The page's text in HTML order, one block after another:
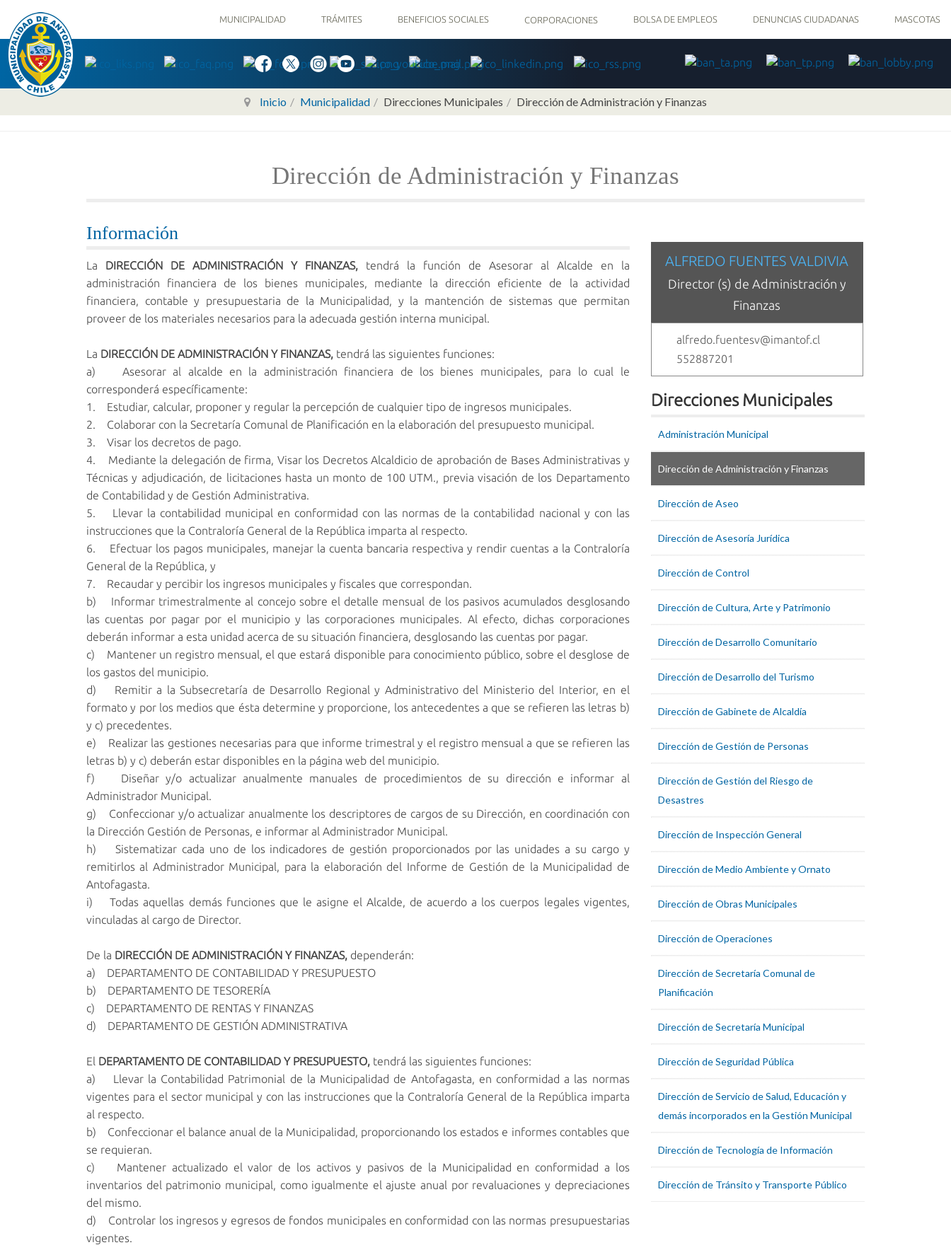
MUNICIPALIDAD TRÁMITES BENEFICIOS SOCIALES CORPORACIONES BOLSA DE EMPLEOS DENUNCIAS CIUDADANAS MASCOTAS
Inicio Municipalidad Direcciones Municipales Dirección de Administración y Finanzas
Dirección de Administración y Finanzas
Información
La DIRECCIÓN DE ADMINISTRACIÓN Y FINANZAS,tendrá la función de Asesorar al Alcalde en la
administración financiera de los bienes municipales, mediante la dirección eficiente de la actividad
financiera, contable y presupuestaria de la Municipalidad, y la mantención de sistemas que permitan
proveer de los materiales necesarios para la adecuada gestión interna municipal.
La DIRECCIÓN DE ADMINISTRACIÓN Y FINANZAS, tendrá las siguientes funciones:
a) Asesorar al alcalde en la administración financiera de los bienes municipales, para lo cual le
corresponderá específicamente:
1. Estudiar, calcular, proponer y regular la percepción de cualquier tipo de ingresos municipales.
2. Colaborar con la Secretaría Comunal de Planificación en la elaboración del presupuesto municipal.
3. Visar los decretos de pago.
4. Mediante la delegación de firma, Visar los Decretos Alcaldicio de aprobación de Bases Administrativas y
Técnicas y adjudicación, de licitaciones hasta un monto de 100 UTM., previa visación de los Departamento
de Contabilidad y de Gestión Administrativa.
5. Llevar la contabilidad municipal en conformidad con las normas de la contabilidad nacional y con las
instrucciones que la Contraloría General de la República imparta al respecto.
6. Efectuar los pagos municipales, manejar la cuenta bancaria respectiva y rendir cuentas a la Contraloría
General de la República, y
7. Recaudar y percibir los ingresos municipales y fiscales que correspondan.
b) Informar trimestralmente al concejo sobre el detalle mensual de los pasivos acumulados desglosando
las cuentas por pagar por el municipio y las corporaciones municipales. Al efecto, dichas corporaciones
deberán informar a esta unidad acerca de su situación financiera, desglosando las cuentas por pagar.
c) Mantener un registro mensual, el que estará disponible para conocimiento público, sobre el desglose de
los gastos del municipio.
d) Remitir a la Subsecretaría de Desarrollo Regional y Administrativo del Ministerio del Interior, en el
formato y por los medios que ésta determine y proporcione, los antecedentes a que se refieren las letras b)
y c) precedentes.
e) Realizar las gestiones necesarias para que informe trimestral y el registro mensual a que se refieren las
letras b) y c) deberán estar disponibles en la página web del municipio.
f) Diseñar y/o actualizar anualmente manuales de procedimientos de su dirección e informar al
Administrador Municipal.
g) Confeccionar y/o actualizar anualmente los descriptores de cargos de su Dirección, en coordinación con
la Dirección Gestión de Personas, e informar al Administrador Municipal.
h) Sistematizar cada uno de los indicadores de gestión proporcionados por las unidades a su cargo y
remitirlos al Administrador Municipal, para la elaboración del Informe de Gestión de la Municipalidad de
Antofagasta.
i) Todas aquellas demás funciones que le asigne el Alcalde, de acuerdo a los cuerpos legales vigentes,
vinculadas al cargo de Director.
De la DIRECCIÓN DE ADMINISTRACIÓN Y FINANZAS, dependerán:
a) DEPARTAMENTO DE CONTABILIDAD Y PRESUPUESTO
b) DEPARTAMENTO DE TESORERÍA
c) DEPARTAMENTO DE RENTAS Y FINANZAS
d) DEPARTAMENTO DE GESTIÓN ADMINISTRATIVA
El DEPARTAMENTO DE CONTABILIDAD Y PRESUPUESTO, tendrá las siguientes funciones:
a) Llevar la Contabilidad Patrimonial de la Municipalidad de Antofagasta, en conformidad a las normas
vigentes para el sector municipal y con las instrucciones que la Contraloría General de la República imparta
al respecto.
b) Confeccionar el balance anual de la Municipalidad, proporcionando los estados e informes contables que
se requieran.
c) Mantener actualizado el valor de los activos y pasivos de la Municipalidad en conformidad a los
inventarios del patrimonio municipal, como igualmente el ajuste anual por revaluaciones y depreciaciones
del mismo.
d) Controlar los ingresos y egresos de fondos municipales en conformidad con las normas presupuestarias
vigentes.
ALFREDO FUENTES VALDIVIA
Director (s) de Administración y
Finanzas
alfredo.fuentesv@imantof.cl
552887201
Direcciones Municipales
Administración Municipal
Dirección de Administración y Finanzas
Dirección de Aseo
Dirección de Asesoría Jurídica
Dirección de Control
Dirección de Cultura, Arte y Patrimonio
Dirección de Desarrollo Comunitario
Dirección de Desarrollo del Turismo
Dirección de Gabinete de Alcaldía
Dirección de Gestión de Personas
Dirección de Gestión del Riesgo de
Desastres
Dirección de Inspección General
Dirección de Medio Ambiente y Ornato
Dirección de Obras Municipales
Dirección de Operaciones
Dirección de Secretaría Comunal de
Planificación
Dirección de Secretaría Municipal
Dirección de Seguridad Pública
Dirección de Servicio de Salud, Educación y
demás incorporados en la Gestión Municipal
Dirección de Tecnología de Información
Dirección de Tránsito y Transporte Público